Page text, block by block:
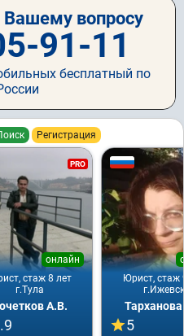
Вашему вопросу
91-11
бесплатный по
Регистрация
PRO
стаж 8 лет
онлайн
г.Тула
А.В.
Юрист, стаж
г.Ижевск
5